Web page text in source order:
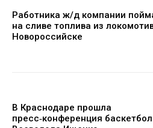
Работника ж/д компании
на сливе топлива из
Новороссийске
В Краснодаре прошла
пресс‑конференция